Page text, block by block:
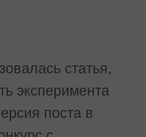
статья,
эксперимента
поста в